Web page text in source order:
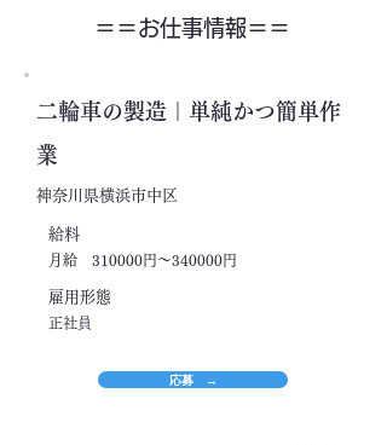
＝＝​お仕事情報＝＝
二輪車の製造｜単純かつ簡単作
業
神奈川県横浜市中区
​給料
月給 310000円～340000円
​雇用形態
正社員
応募 →